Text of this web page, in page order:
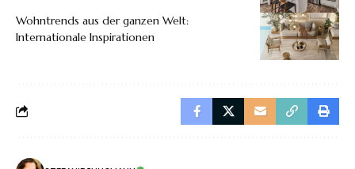
Wohntrends aus der ganzen Welt:
Internationale Inspirationen